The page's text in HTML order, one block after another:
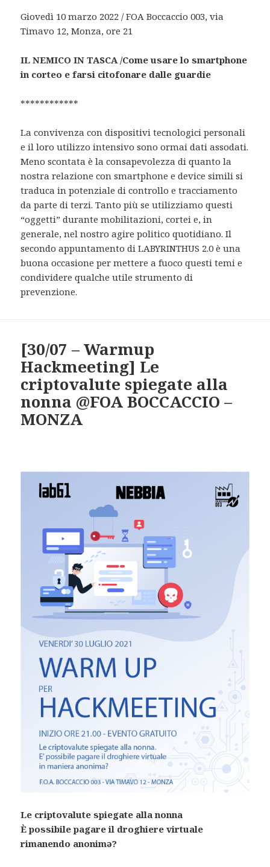
Giovedì 10 marzo 2022 / FOA Boccaccio 003, via
Timavo 12, Monza, ore 21
IL NEMICO IN TASCA /Come usare lo smartphone
in corteo e farsi citofonare dalle guardie
************
La convivenza con dispositivi tecnologici personali
e il loro utilizzo intensivo sono ormai dati assodati.
Meno scontata è la consapevolezza di quanto la
nostra relazione con smartphone e device simili si
traduca in potenziale di controllo e tracciamento
da parte di terzi. Tanto più se utilizziamo questi
“oggetti” durante mobilitazioni, cortei e, in
generale, nel nostro agire politico quotidiano. Il
secondo appuntamento di LABYRINTHUS 2.0 è una
buona occasione per mettere a fuoco questi temi e
condividere qualche utile strumento di
prevenzione.
[30/07 – Warmup
Hackmeeting] Le
criptovalute spiegate alla
nonna @FOA BOCCACCIO –
MONZA
Le criptovalute spiegate alla nonna
È possibile pagare il droghiere virtuale
rimanendo anonimə?